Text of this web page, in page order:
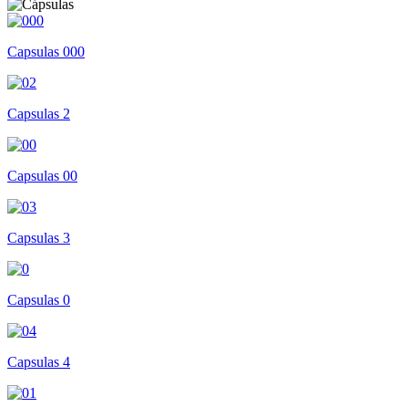
Capsulas 000
Capsulas 2
Capsulas 00
Capsulas 3
Capsulas 0
Capsulas 4